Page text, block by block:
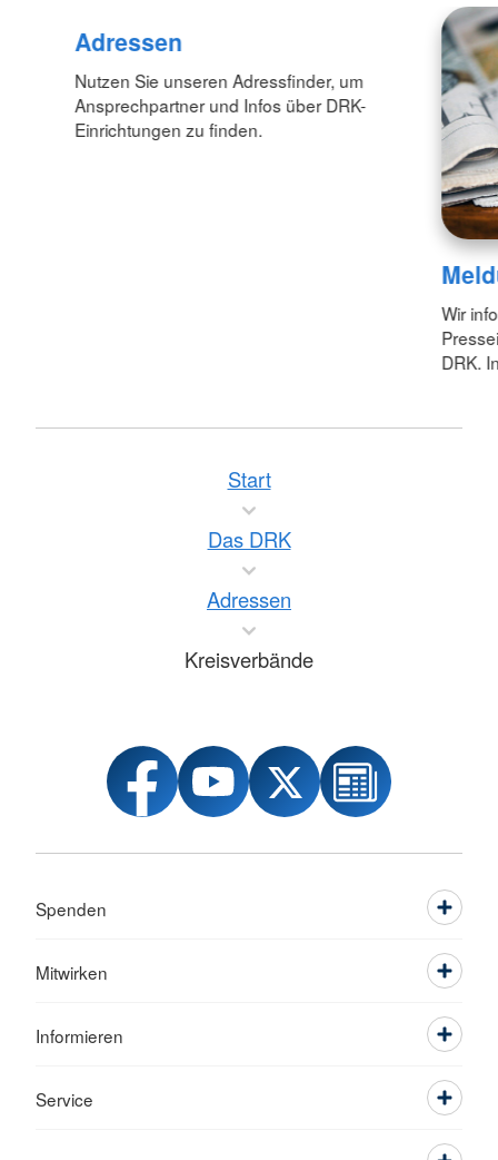
Adressen
Nutzen Sie unseren Adressfinder, um
Ansprechpartner und Infos über DRK-
Einrichtungen zu finden.
Wir
DRK.
Start
Das DRK
Adressen
Kreisverbände
Spenden
Mitwirken
Informieren
Service